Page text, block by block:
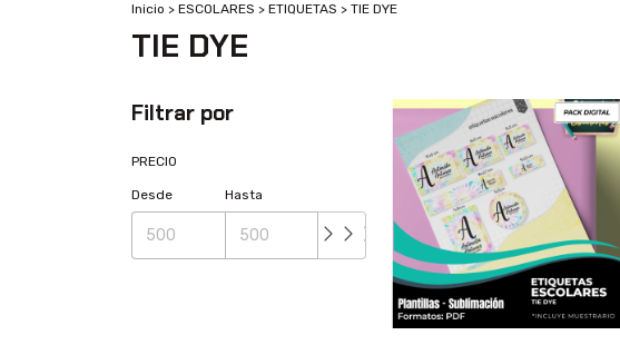
Inicio > ESCOLARES > ETIQUETAS > TIE DYE
TIE DYE
Filtrar por
PRECIO
Desde Hasta